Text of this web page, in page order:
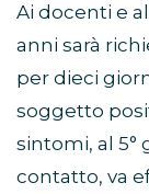
Ai docenti e
anni sarà
per dieci
soggetto
sintomi, al 5°
contatto, va